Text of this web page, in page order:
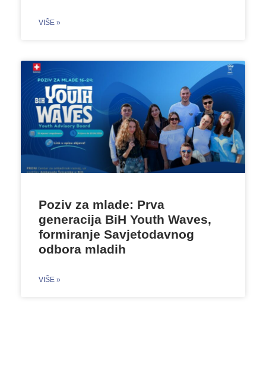
VIŠE »
Poziv za mlade: Prva
generacija BiH Youth Waves,
formiranje Savjetodavnog
odbora mladih
VIŠE »